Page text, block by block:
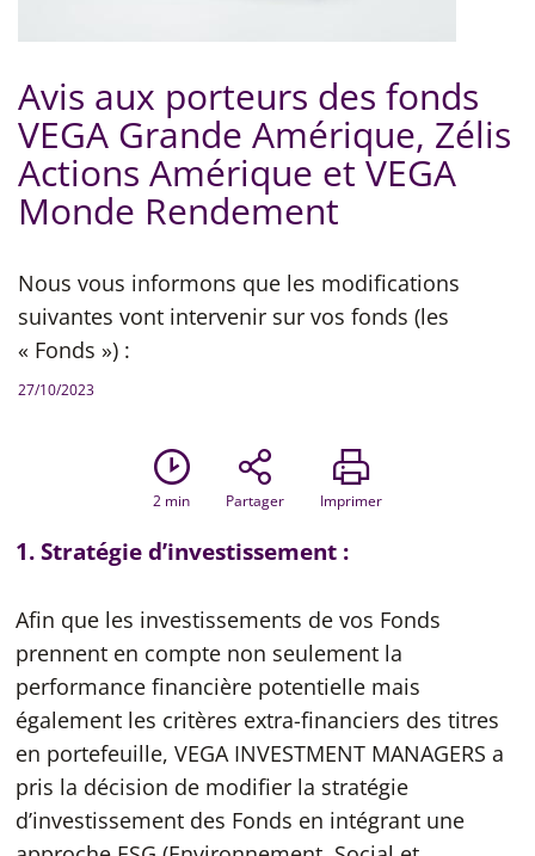
Avis aux porteurs des fonds
VEGA Grande Amérique, Zélis
Actions Amérique et VEGA
Monde Rendement
Nous vous informons que les modifications
suivantes vont intervenir sur vos fonds (les
« Fonds ») :
27/10/2023
2 min Partager Imprimer
1. Stratégie d’investissement :
Afin que les investissements de vos Fonds
prennent en compte non seulement la
performance financière potentielle mais
également les critères extra-financiers des titres
en portefeuille, VEGA INVESTMENT MANAGERS a
pris la décision de modifier la stratégie
d’investissement des Fonds en intégrant une